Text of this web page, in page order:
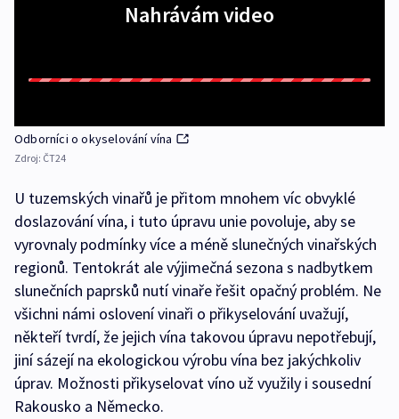
Nahrávám video
Odborníci o okyselování vína
Zdroj: ČT24
U tuzemských vinařů je přitom mnohem víc obvyklé
doslazování vína, i tuto úpravu unie povoluje, aby se
vyrovnaly podmínky více a méně slunečných vinařských
regionů. Tentokrát ale výjimečná sezona s nadbytkem
slunečních paprsků nutí vinaře řešit opačný problém. Ne
všichni námi oslovení vinaři o přikyselování uvažují,
někteří tvrdí, že jejich vína takovou úpravu nepotřebují,
jiní sázejí na ekologickou výrobu vína bez jakýchkoliv
úprav. Možnosti přikyselovat víno už využily i sousední
Rakousko a Německo.